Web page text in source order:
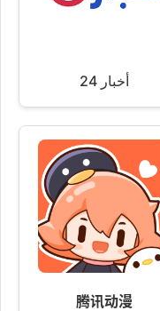
أخبار 24
腾讯动漫